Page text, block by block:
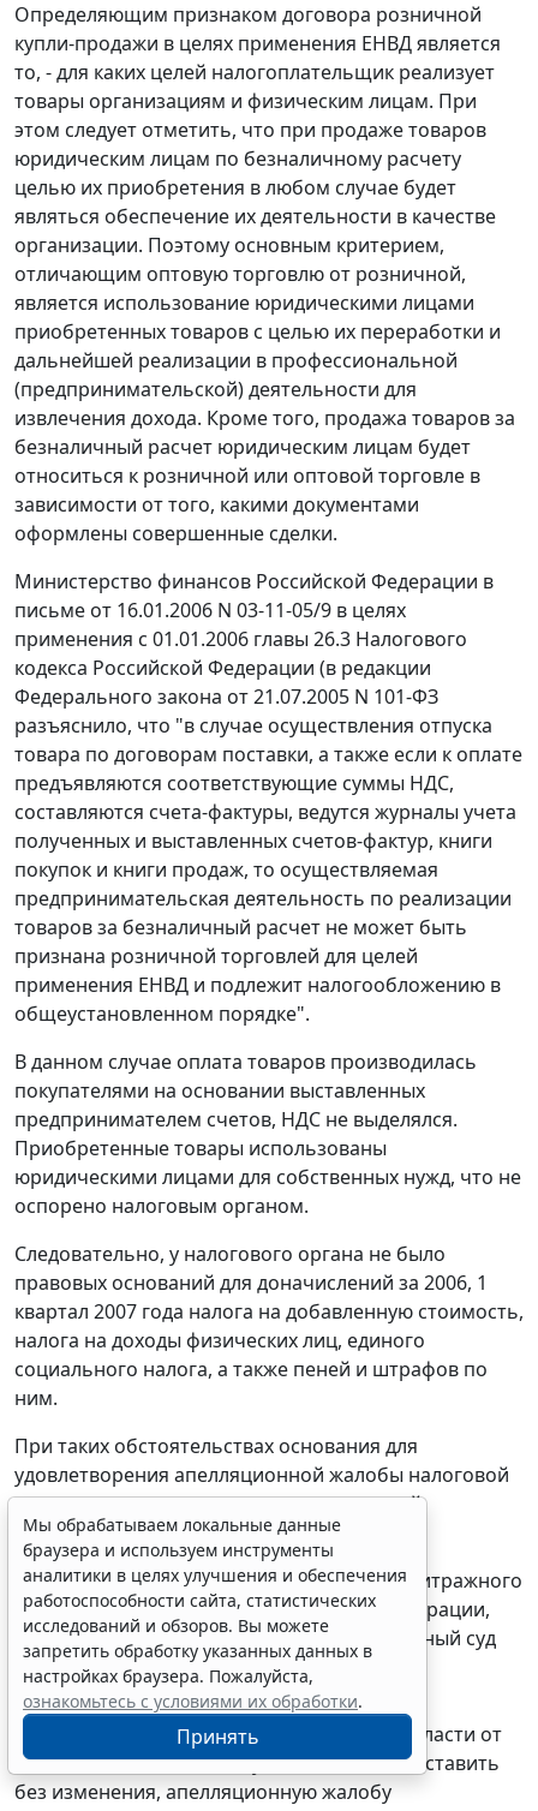
Определяющим признаком договора розничной
купли-продажи в целях применения ЕНВД является
то, - для каких целей налогоплательщик реализует
товары организациям и физическим лицам. При
этом следует отметить, что при продаже товаров
юридическим лицам по безналичному расчету
целью их приобретения в любом случае будет
являться обеспечение их деятельности в качестве
организации. Поэтому основным критерием,
отличающим оптовую торговлю от розничной,
является использование юридическими лицами
приобретенных товаров с целью их переработки и
дальнейшей реализации в профессиональной
(предпринимательской) деятельности для
извлечения дохода. Кроме того, продажа товаров за
безналичный расчет юридическим лицам будет
относиться к розничной или оптовой торговле в
зависимости от того, какими документами
оформлены совершенные сделки.
Министерство финансов Российской Федерации в
письме от 16.01.2006 N 03-11-05/9 в целях
применения с 01.01.2006 главы 26.3 Налогового
кодекса Российской Федерации (в редакции
Федерального закона от 21.07.2005 N 101-ФЗ
разъяснило, что "в случае осуществления отпуска
товара по договорам поставки, а также если к оплате
предъявляются соответствующие суммы НДС,
составляются счета-фактуры, ведутся журналы учета
полученных и выставленных счетов-фактур, книги
покупок и книги продаж, то осуществляемая
предпринимательская деятельность по реализации
товаров за безналичный расчет не может быть
признана розничной торговлей для целей
применения ЕНВД и подлежит налогообложению в
общеустановленном порядке".
В данном случае оплата товаров производилась
покупателями на основании выставленных
предпринимателем счетов, НДС не выделялся.
Приобретенные товары использованы
юридическими лицами для собственных нужд, что не
оспорено налоговым органом.
Следовательно, у налогового органа не было
правовых оснований для доначислений за 2006, 1
квартал 2007 года налога на добавленную стоимость,
налога на доходы физических лиц, единого
социального налога, а также пеней и штрафов по
ним.
При таких обстоятельствах основания для
удовлетворения апелляционной жалобы налоговой
инспекции и отмены решения суда первой
инстанции отсутствуют.
Руководствуясьстатьями 102 ,269,271Арбитражного
процессуального кодекса Российской Федерации,
Четырнадцатый арбитражный апелляционный суд
постановил
решение Арбитражного суда Псковской области от
09 июня 2008 года по делу N А52-603/2008 оставить
без изменения, апелляционную жалобу
Мы обрабатываем локальные данные
браузера и используем инструменты
аналитики в целях улучшения и обеспечения
работоспособности сайта, статистических
исследований и обзоров. Вы можете
запретить обработку указанных данных в
настройках браузера. Пожалуйста,
ознакомьтесь с условиями их обработки.
Принять